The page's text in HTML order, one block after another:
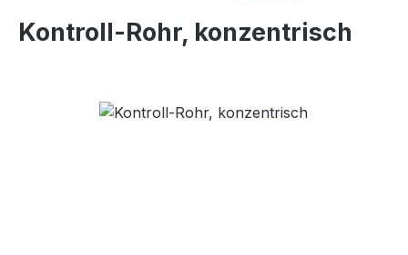
Kontroll-Rohr, konzentrisch
Bildergalerie überspringen